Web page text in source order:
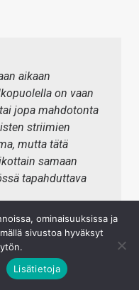
aikaan
on vaan
jopa mahdotonta
striimien
mutta tätä
samaan
tapahduttava
ihmiset ehtivät
vaihtoehto?
ominaisuuksissa ja
sivustoa hyväksyt
Lisätietoja